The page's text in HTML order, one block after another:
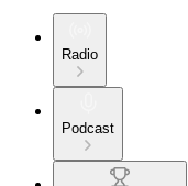
Radio
Podcast